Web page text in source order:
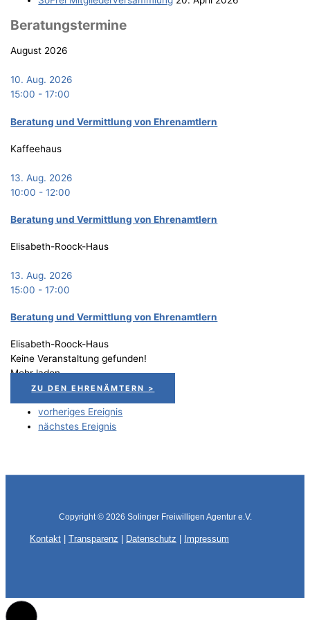
Bera­tungs­ter­mi­ne
August 2026
10. Aug. 2026
15:00 -17:00
Bera­tung und Ver­mitt­lung von Ehrenamtlern
Kaffeehaus
13. Aug. 2026
10:00 -12:00
Bera­tung und Ver­mitt­lung von Ehrenamtlern
Elisabeth-Roock-Haus
13. Aug. 2026
15:00 -17:00
Bera­tung und Ver­mitt­lung von Ehrenamtlern
Elisabeth-Roock-Haus
Keine Veranstaltung gefunden!
Mehr laden
ZU DEN EHRENÄMTERN >
vorheriges Ereignis
nächstes Ereignis
Copyright © 2026 Solinger Freiwilligen Agentur e.V.
Kontakt Transparenz Datenschutz Impressum